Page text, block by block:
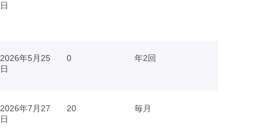
日
2026年5月25
日
0 年2回
2026年7月27
日
20 毎月